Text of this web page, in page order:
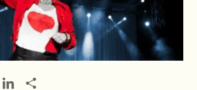
ThreadsLinkedIn